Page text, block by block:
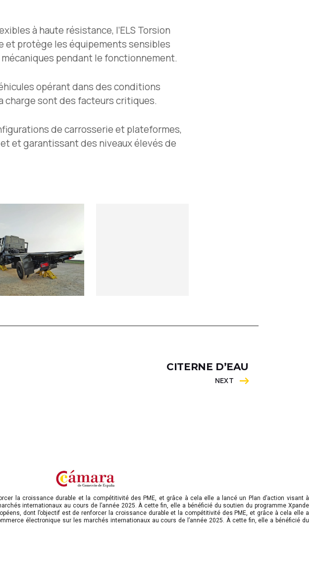
à haute résistance, l’ELS Torsion
et protège les équipements sensibles
pendant le fonctionnement.
opérant dans des conditions
charge sont des facteurs critiques.
de carrosserie et plateformes,
et garantissant des niveaux élevés de
CITERNE D’EAU
NEXT
la croissance durable et la compétitivité des PME, et grâce à cela elle a lancé un Plan d’action visant à
internationaux au cours de l’année 2025. À cette fin, elle a bénéficié du soutien du programme Xpande
dont l’objectif est de renforcer la croissance durable et la compétitivité des PME, et grâce à cela elle a
électronique sur les marchés internationaux au cours de l’année 2025. À cette fin, elle a bénéficié du